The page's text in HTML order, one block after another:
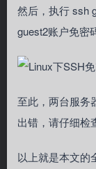
然后，执行 ssh
guest2账户免密
至此，两台服务
出错，请仔细检
以上就是本文的